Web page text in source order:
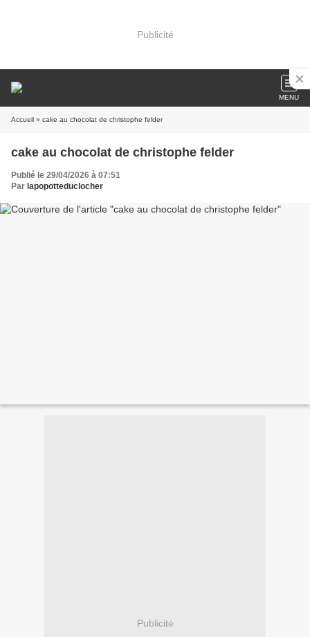
Publicité
MENU
Accueil » cake au chocolat de christophe felder
cake au chocolat de christophe felder
Publié le 29/04/2026 à 07:51
Par lapopotteduclocher
Publicité